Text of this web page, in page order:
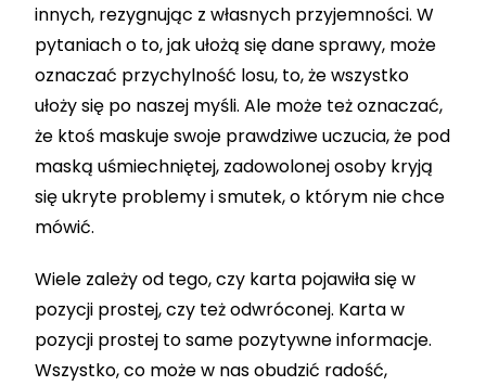
innych, rezygnując z własnych przyjemności. W
pytaniach o to, jak ułożą się dane sprawy, może
oznaczać przychylność losu, to, że wszystko
ułoży się po naszej myśli. Ale może też oznaczać,
że ktoś maskuje swoje prawdziwe uczucia, że pod
maską uśmiechniętej, zadowolonej osoby kryją
się ukryte problemy i smutek, o którym nie chce
mówić.
Wiele zależy od tego, czy karta pojawiła się w
pozycji prostej, czy też odwróconej. Karta w
pozycji prostej to same pozytywne informacje.
Wszystko, co może w nas obudzić radość,